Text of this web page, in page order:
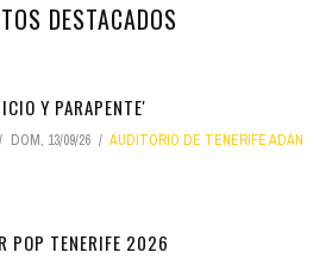
DESTACADOS
Y PARAPENTE'
DOM, 13/09/26
AUDITORIO DE TENERIFE ADÁN
POP TENERIFE 2026